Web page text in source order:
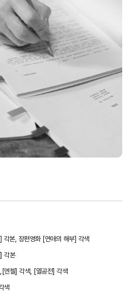
각본, 장편영화 [연애의 해부] 각색
각본
엔젤] 각색, [열공전] 각색
색